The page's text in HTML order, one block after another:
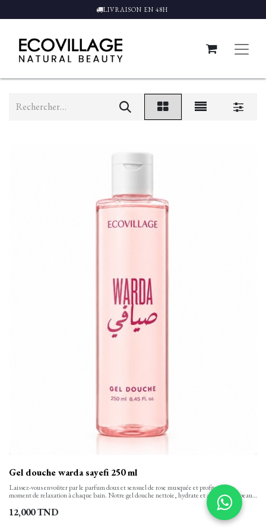
LIVRAISON EN 48H
Gel douche warda sayefi 250 ml
Laissez-vous envoûter par le parfum doux et sensuel de rose musquée et profitez d’un
moment de relaxation à chaque bain. Notre gel douche nettoie, hydrate et apaise votre peau
tout en finesse et la laisse propre, confortable et soyeusement douce. Sa texture onctueuse,
aux notes florales se transforme en une mousse rinçable facilement.
12,000TND